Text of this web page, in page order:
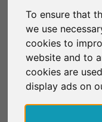
To ensure that
we use
cookies to
website and to
cookies are
display ads on
Correo electrónico